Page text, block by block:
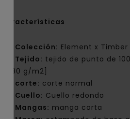
Características
Colección: Element x Timber
Tejido: tejido de punto de
[180 g/m2]
corte: corte normal
Cuello: Cuello redondo
Mangas: manga corta